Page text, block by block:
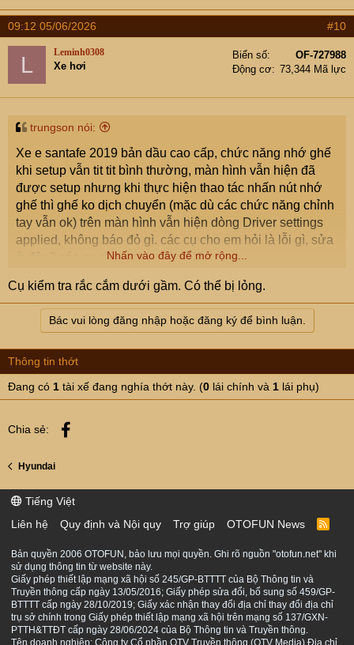
09:12 05/06/2026 #10
L Leminh0308
Xe hơi
Biển số
OF-727988
Động cơ
73,344 Mã lực
trungson nói:
Xe e santafe 2019 bản dầu cao cấp, chức năng nhớ ghế
khi setup vẫn tit tit bình thường, màn hình vẫn hiện đã
được setup nhưng khi thực hiện thao tác nhấn nút nhớ
ghế thì ghế ko dịch chuyển (mặc dù các chức năng chỉnh
tay vẫn ok) trên màn hình vẫn hiện dòng Driver settings
applied, không báo đỏ gì. các cụ cho em hỏi là lỗi gì, sửa
ở đâu? các cụ cho em xin cao kiến ạ.
Nhấn vào đây để mở rộng...
Cụ kiểm tra rắc cắm dưới gầm. Có thể bị lỏng.
Bác vui lòng đăng nhập hoặc đăng ký để bình luận.
Thông tin thớt
Đang có 1 tài xế đang nghía thớt này. (0 lái chính và 1 lái phụ)
Chia sẻ:
Hyundai
Tiếng Việt
Liên hệ
Quy định và Nội quy Trợ giúp OTOFUN News
R
S
Bản quyền 2006 OTOFUN, bảo lưu mọi quyền. Ghi rõ nguồn "otofun.net" khi
sử dụng thông tin từ website này.
Giấy phép thiết lập mạng xã hội số 245/GP-BTTTT của Bộ Thông tin và
Truyền thông cấp ngày 13/05/2016; Giấy phép sửa đổi, bổ sung số 459/GP-
BTTTT cấp ngày 28/10/2019; Giấy xác nhận thay đổi địa chỉ thay đổi địa chỉ
trụ sở chính trong Giấy phép thiết lập mạng xã hội trên mạng số 137/GXN-
PTTH&TTĐT cấp ngày 28/06/2024 của Bộ Thông tin và Truyền thông.
Tên doanh nghiệp: Công ty Cổ phần OTV Truyền thông (OTV Media) Địa chỉ